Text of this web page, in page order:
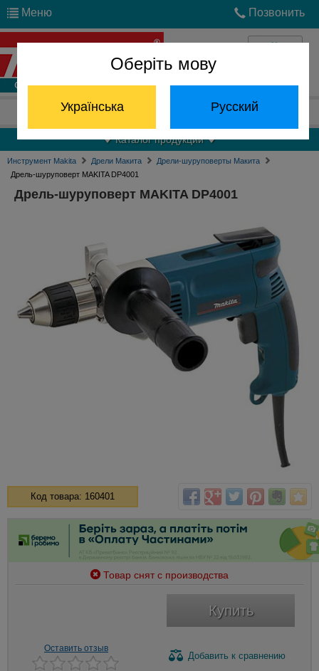
Оберіть мову
Українська Русский
Меню Позвонить
Войти
Отдел запчастей: (068) 824-24-24
Каталог продукции
Инструмент Makita Дрели Макита
Дрели-шуруповерты Макита
Дрель-шуруповерт MAKITA DP4001
Дрель-шуруповерт MAKITA DP4001
Код товара: 160401
Товар снят с производства
Купить
Оставить отзыв
Добавить к сравнению